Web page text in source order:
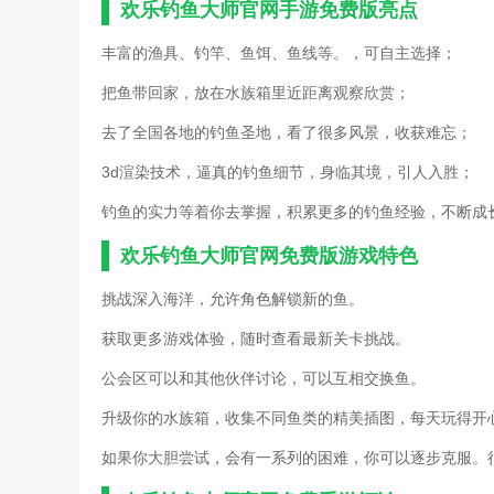
欢乐钓鱼大师官网手游免费版亮点
丰富的渔具、钓竿、鱼饵、鱼线等。，可自主选择；
把鱼带回家，放在水族箱里近距离观察欣赏；
去了全国各地的钓鱼圣地，看了很多风景，收获难忘；
3d渲染技术，逼真的钓鱼细节，身临其境，引人入胜；
钓鱼的实力等着你去掌握，积累更多的钓鱼经验，不断成
欢乐钓鱼大师官网免费版游戏特色
挑战深入海洋，允许角色解锁新的鱼。
获取更多游戏体验，随时查看最新关卡挑战。
公会区可以和其他伙伴讨论，可以互相交换鱼。
升级你的水族箱，收集不同鱼类的精美插图，每天玩得开
如果你大胆尝试，会有一系列的困难，你可以逐步克服。